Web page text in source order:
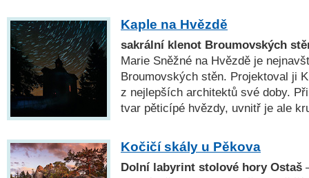
Kaple na Hvězdě
sakrální klenot Broumovských
Marie Sněžné na Hvězdě je
Broumovských stěn. Projektoval ji
z nejlepších architektů své doby.
tvar pěticípé hvězdy, uvnitř je ale
Kočičí skály u Pěkova
Dolní labyrint stolové hory Ostaš